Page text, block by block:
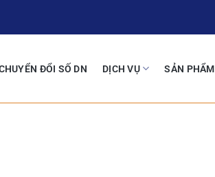
ĐỔI SỐ DN DỊCH VỤ SẢN PHẨM